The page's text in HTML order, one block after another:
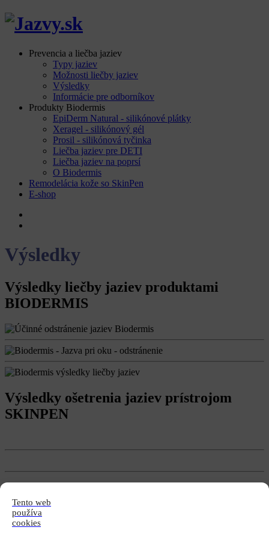
Tento web
používa
cookies
Prevencia a liečba jaziev
Typy jaziev
Možnosti liečby jaziev
Výsledky
Informácie pre odborníkov
Produkty Biodermis
EpiDerm Natural - silikónové plátky
Xeragel - silikónový gél
Prosil - silikónová tyčinka
Liečba jaziev pre DETI
Liečba jaziev na poprsí
O Biodermis
Remodelácia kože so SkinPen
E-shop
Výsledky
Výsledky liečby jaziev produktami
BIODERMIS
Výsledky ošetrenia jaziev prístrojom
SKINPEN